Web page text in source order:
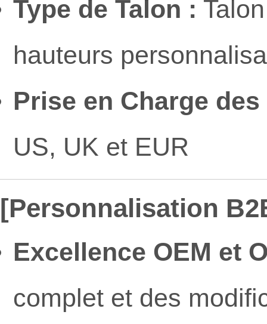
Type de Talon :
hauteurs
Prise en Charge
US, UK et EUR
[Personnalisation
Excellence OEM et
complet et des